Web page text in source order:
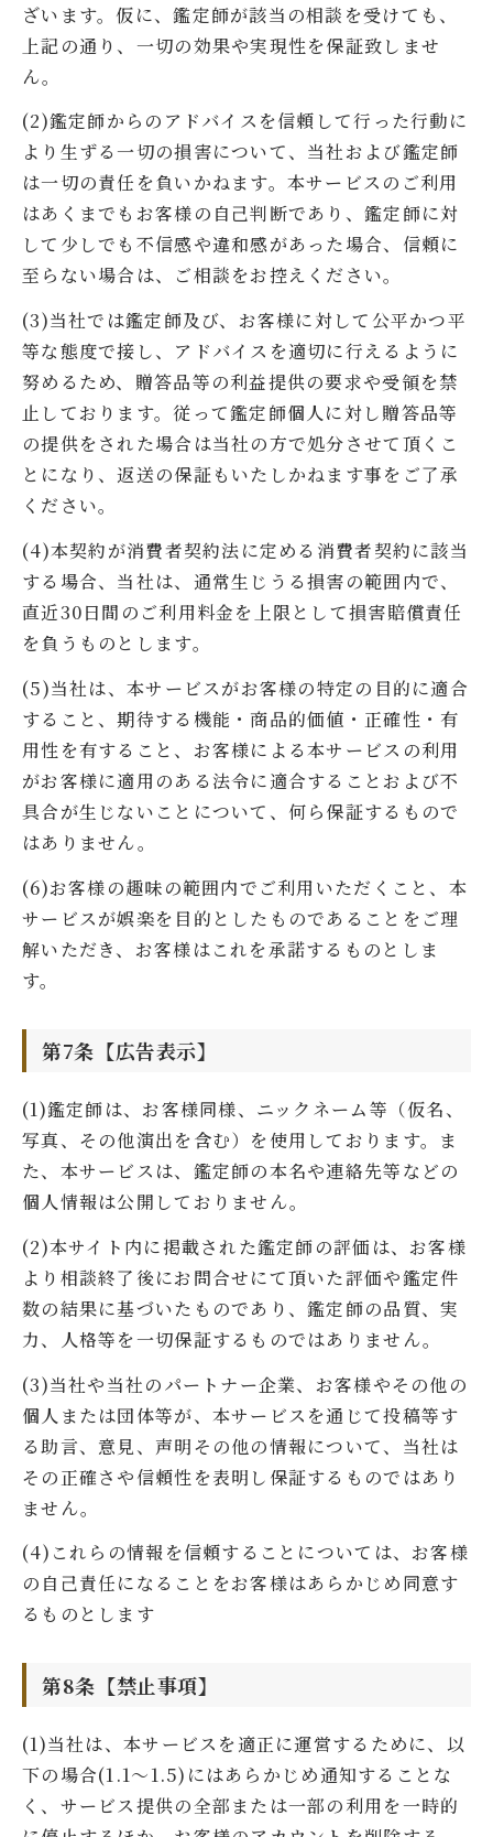
ざいます。仮に、鑑定師が該当の相談を受けても、
上記の通り、一切の効果や実現性を保証致しませ
ん。
(2)鑑定師からのアドバイスを信頼して行った行動に
より生ずる一切の損害について、当社および鑑定師
は一切の責任を負いかねます。本サービスのご利用
はあくまでもお客様の自己判断であり、鑑定師に対
して少しでも不信感や違和感があった場合、信頼に
至らない場合は、ご相談をお控えください。
(3)当社では鑑定師及び、お客様に対して公平かつ平
等な態度で接し、アドバイスを適切に行えるように
努めるため、贈答品等の利益提供の要求や受領を禁
止しております。従って鑑定師個人に対し贈答品等
の提供をされた場合は当社の方で処分させて頂くこ
とになり、返送の保証もいたしかねます事をご了承
ください。
(4)本契約が消費者契約法に定める消費者契約に該当
する場合、当社は、通常生じうる損害の範囲内で、
直近30日間のご利用料金を上限として損害賠償責任
を負うものとします。
(5)当社は、本サービスがお客様の特定の目的に適合
すること、期待する機能・商品的価値・正確性・有
用性を有すること、お客様による本サービスの利用
がお客様に適用のある法令に適合することおよび不
具合が生じないことについて、何ら保証するもので
はありません。
(6)お客様の趣味の範囲内でご利用いただくこと、本
サービスが娯楽を目的としたものであることをご理
解いただき、お客様はこれを承諾するものとしま
す。
第7条【広告表示】
(1)鑑定師は、お客様同様、ニックネーム等（仮名、
写真、その他演出を含む）を使用しております。ま
た、本サービスは、鑑定師の本名や連絡先等などの
個人情報は公開しておりません。
(2)本サイト内に掲載された鑑定師の評価は、お客様
より相談終了後にお問合せにて頂いた評価や鑑定件
数の結果に基づいたものであり、鑑定師の品質、実
力、人格等を一切保証するものではありません。
(3)当社や当社のパートナー企業、お客様やその他の
個人または団体等が、本サービスを通じて投稿等す
る助言、意見、声明その他の情報について、当社は
その正確さや信頼性を表明し保証するものではあり
ません。
(4)これらの情報を信頼することについては、お客様
の自己責任になることをお客様はあらかじめ同意す
るものとします
第8条【禁止事項】
(1)当社は、本サービスを適正に運営するために、以
下の場合(1.1～1.5)にはあらかじめ通知することな
く、サービス提供の全部または一部の利用を一時的